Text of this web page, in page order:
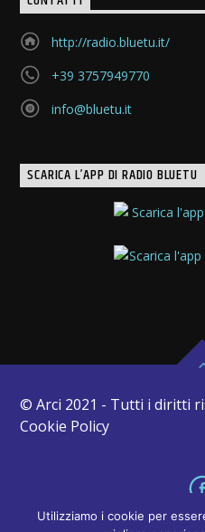
http://radio.bluetu.it/
+39 3757949770
info@bluetu.it
SCARICA L’APP DI RADIO BLUETU
© Arci 2021 - Tutti i diritti
Cookie Policy
Utilizziamo i cookie per